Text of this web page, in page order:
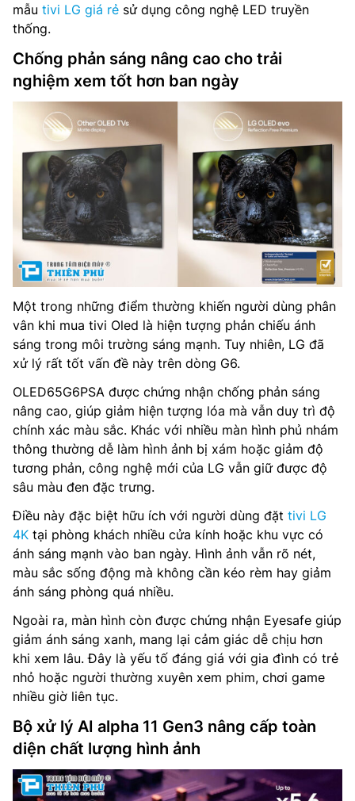
mẫu tivi LG giá rẻ sử dụng công nghệ LED truyền
thống.
Chống phản sáng nâng cao cho trải
nghiệm xem tốt hơn ban ngày
Một trong những điểm thường khiến người dùng phân
vân khi mua tivi Oled là hiện tượng phản chiếu ánh
sáng trong môi trường sáng mạnh. Tuy nhiên, LG đã
xử lý rất tốt vấn đề này trên dòng G6.
OLED65G6PSA được chứng nhận chống phản sáng
nâng cao, giúp giảm hiện tượng lóa mà vẫn duy trì độ
chính xác màu sắc. Khác với nhiều màn hình phủ nhám
thông thường dễ làm hình ảnh bị xám hoặc giảm độ
tương phản, công nghệ mới của LG vẫn giữ được độ
sâu màu đen đặc trưng.
Điều này đặc biệt hữu ích với người dùng đặt tivi LG
4K tại phòng khách nhiều cửa kính hoặc khu vực có
ánh sáng mạnh vào ban ngày. Hình ảnh vẫn rõ nét,
màu sắc sống động mà không cần kéo rèm hay giảm
ánh sáng phòng quá nhiều.
Ngoài ra, màn hình còn được chứng nhận Eyesafe giúp
giảm ánh sáng xanh, mang lại cảm giác dễ chịu hơn
khi xem lâu. Đây là yếu tố đáng giá với gia đình có trẻ
nhỏ hoặc người thường xuyên xem phim, chơi game
nhiều giờ liên tục.
Bộ xử lý AI alpha 11 Gen3 nâng cấp toàn
diện chất lượng hình ảnh